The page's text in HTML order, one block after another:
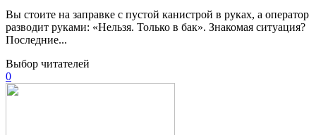
Вы стоите на заправке с пустой канистрой в руках, а оператор
разводит руками: «Нельзя. Только в бак». Знакомая ситуация?
Последние...
Выбор читателей
0